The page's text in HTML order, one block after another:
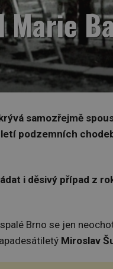
Marie
samozřejmě
podzemních
i děsivý případ z
Brno se jen
Miroslav